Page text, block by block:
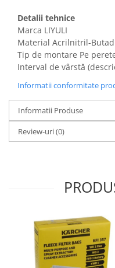
Ingrijire personala &
Accesorii aparate de ras
Accesorii aparate hair
Aparate & Accesorii
personala
Articole Sanatate si Wellness
Consumabile sanitare
Cosmetice si produse
Jucarii, Copii & Bebe
Hrana bebelusi
Igiena si ingrijire
Jucarii si Jocuri
Maternitate
Detalii tehnice
Marca LIYULI
Material Acrilnitril-
Tip de montare Pe
Interval de vârstă
Informatii conformitate
Informatii Produse
Review-uri(0)